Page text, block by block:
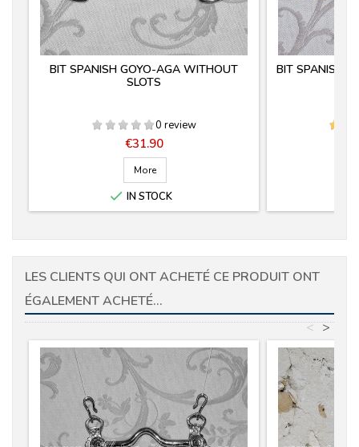
BIT SPANISH GOYO-AGA WITHOUT
SLOTS
0 review
Price
€31.90
More
 IN STOCK
BIT SPANISH
LES CLIENTS QUI ONT ACHETÉ CE PRODUIT ONT
ÉGALEMENT ACHETÉ...
>
<